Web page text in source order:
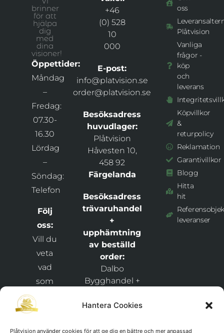
Hantera Cookies
Plåtvision använder cookies för att ge dig en bättre och mer anpassad
brinner
för att
hjälpa
dig
med
dina
visioner!
Öppettider:
Måndag
–
Fredag:
07.30-
16.30
Lördag
–
Söndag:
Telefon
Följ
oss:
Vill du
veta
vad
som
händer
hos
+46
(0) 528
10
000
E-post:
info@platvision.se
order@platvision.se
Besöksadress
huvudlager:
Plåtvision
Håvesten 10,
458 92
Färgelanda
Besöksadress
trävaruhandel
+
upphämtning
av beställd
order:
Dalbo
Bygghandel +
Snixåsvägen 1,
Frändefors
oss
Plåtvision
Vanliga
frågor -
köp
och
leverans
Köpvillkor
&
returpolicy
Reklamation
Garantivillkor
Blogg
Hitta
hit
leveranser